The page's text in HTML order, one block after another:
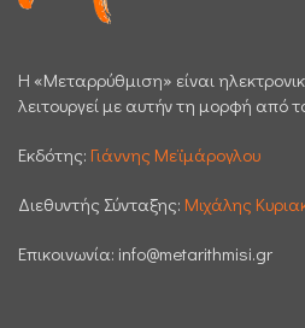
H «Μεταρρύθμιση» είναι
λειτουργεί με αυτήν τη μορφή από
Εκδότης: Γιάννης Μεϊμάρογλου
Διεθυντής Σύνταξης: Μιχάλης
Επικοινωνία: info@metarithmisi.gr